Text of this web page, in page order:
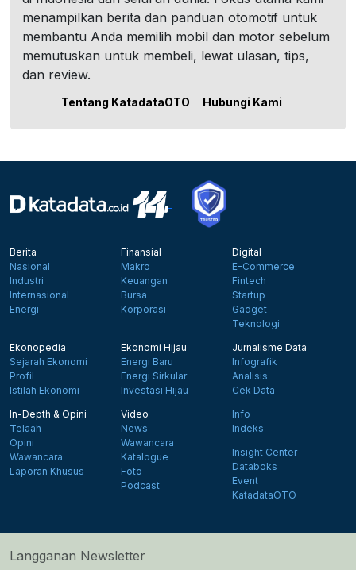
menampilkan berita dan panduan otomotif untuk
membantu Anda memilih mobil dan motor sebelum
memutuskan untuk membeli, lewat ulasan, tips,
dan review.
Tentang KatadataOTO Hubungi Kami
Berita
Nasional
Industri
Internasional
Energi
Finansial
Makro
Keuangan
Bursa
Korporasi
Digital
E-Commerce
Fintech
Startup
Gadget
Teknologi
Ekonopedia
Sejarah Ekonomi
Profil
Istilah Ekonomi
Ekonomi Hijau
Energi Baru
Energi Sirkular
Investasi Hijau
Jurnalisme Data
Infografik
Analisis
Cek Data
In-Depth & Opini
Telaah
Opini
Wawancara
Laporan Khusus
Video
News
Wawancara
Katalogue
Foto
Podcast
Info
Indeks
Insight Center
Databoks
Event
KatadataOTO
Langganan Newsletter